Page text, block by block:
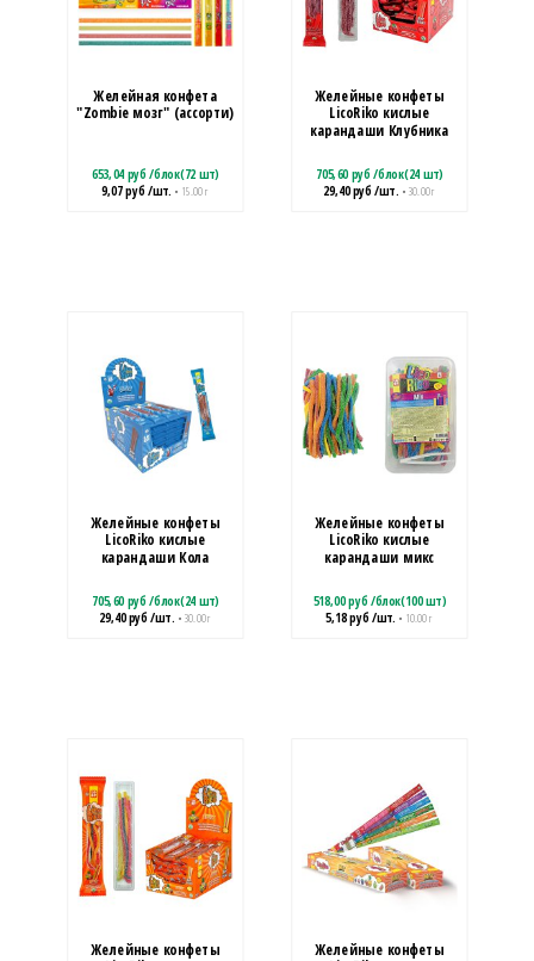
Желейная конфета
"Zombie мозг" (ассорти)
653,04руб /блок(72 шт)
9,07руб /шт. • 15.00 г
Желейные конфеты
LicoRiko кислые
карандаши Клубника
705,60 руб /блок(24 шт)
29,40руб /шт. • 30.00 г
Желейные конфеты
LicoRiko кислые
карандаши Кола
705,60руб /блок(24 шт)
29,40руб /шт. • 30.00 г
Желейные конфеты
LicoRiko кислые
карандаши микс
518,00руб /блок(100 шт)
5,18руб /шт. • 10.00 г
Желейные конфеты
Желейные конфеты